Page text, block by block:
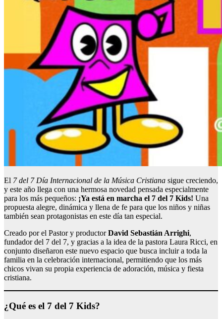
El 7 del 7 Día Internacional de la Música Cristiana sigue creciendo,
y este año llega con una hermosa novedad pensada especialmente
para los más pequeños: ¡Ya está en marcha el 7 del 7 Kids! Una
propuesta alegre, dinámica y llena de fe para que los niños y niñas
también sean protagonistas en este día tan especial.
Creado por el Pastor y productorDavid Sebastián Arrighi,
fundador del 7 del 7, y gracias a la idea de la pastora Laura Ricci, en
conjunto diseñaron este nuevo espacio que busca incluir a toda la
familia en la celebración internacional, permitiendo que los más
chicos vivan su propia experiencia de adoración, música y fiesta
cristiana.
¿Qué es el 7 del 7 Kids?